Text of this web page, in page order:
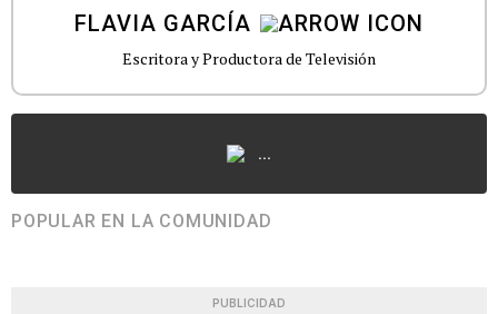
FLAVIA GARCÍA
Escritora y Productora de Televisión
...
POPULAR EN LA COMUNIDAD
PUBLICIDAD